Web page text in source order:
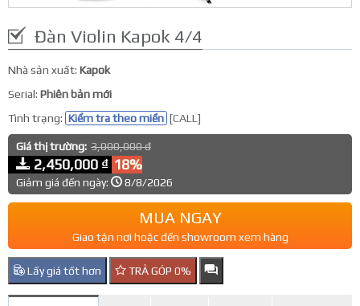
Đàn Violin Kapok 4/4
Nhà sản xuất: Kapok
Serial: Phiên bản mới
Tình trạng: Kiểm tra theo miền [CALL]
Giá thị trường: 3,000,000 đ
2,450,000 ₫ 18%
Giảm giá đến ngày: 8/8/2026
MUA NGAY
Giao tận nơi hoặc đến showroom xem hàng
Lấy giá tốt hơn TRẢ GÓP 0%